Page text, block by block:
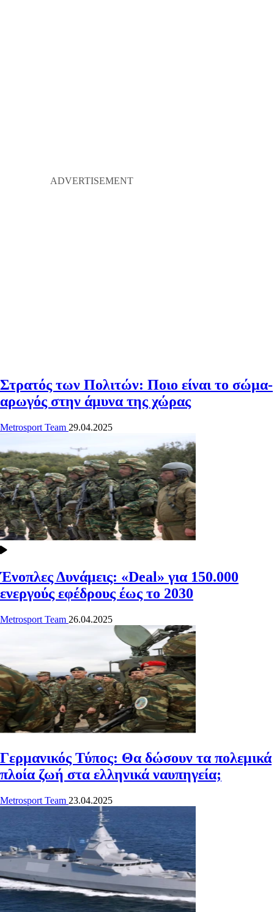
Στρατός των Πολιτών: Ποιο είναι το σώμα-
αρωγός στην άμυνα της χώρας
Metrosport Team 29.04.2025
Ένοπλες Δυνάμεις: «Deal» για 150.000
ενεργούς εφέδρους έως το 2030
Metrosport Team 26.04.2025
Γερμανικός Τύπος: Θα δώσουν τα πολεμικά
πλοία ζωή στα ελληνικά ναυπηγεία;
Metrosport Team 23.04.2025